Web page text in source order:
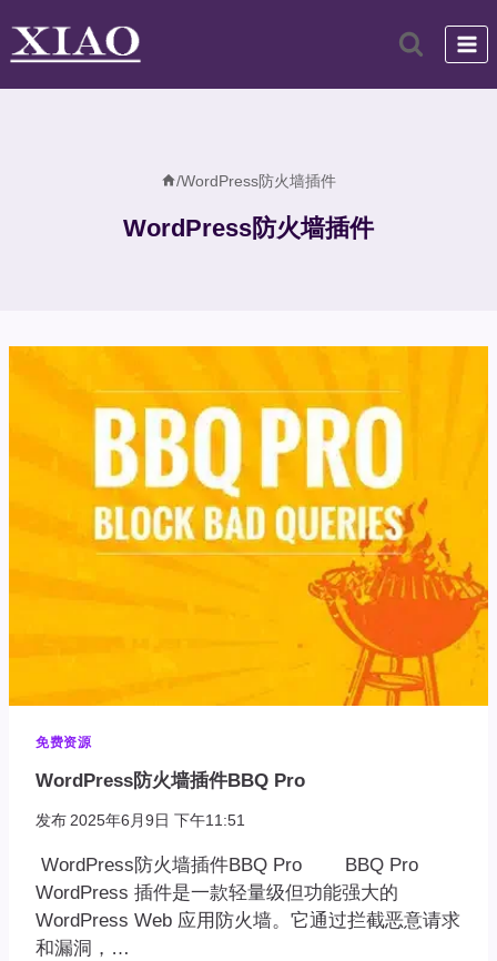
/WordPress防火墙插件
WordPress防火墙插件
免费资源
WordPress防火墙插件BBQ Pro
发布 2025年6月9日 下午11:51
WordPress防火墙插件BBQ Pro BBQ Pro
WordPress 插件是一款轻量级但功能强大的
WordPress Web 应用防火墙。它通过拦截恶意请求
和漏洞，…